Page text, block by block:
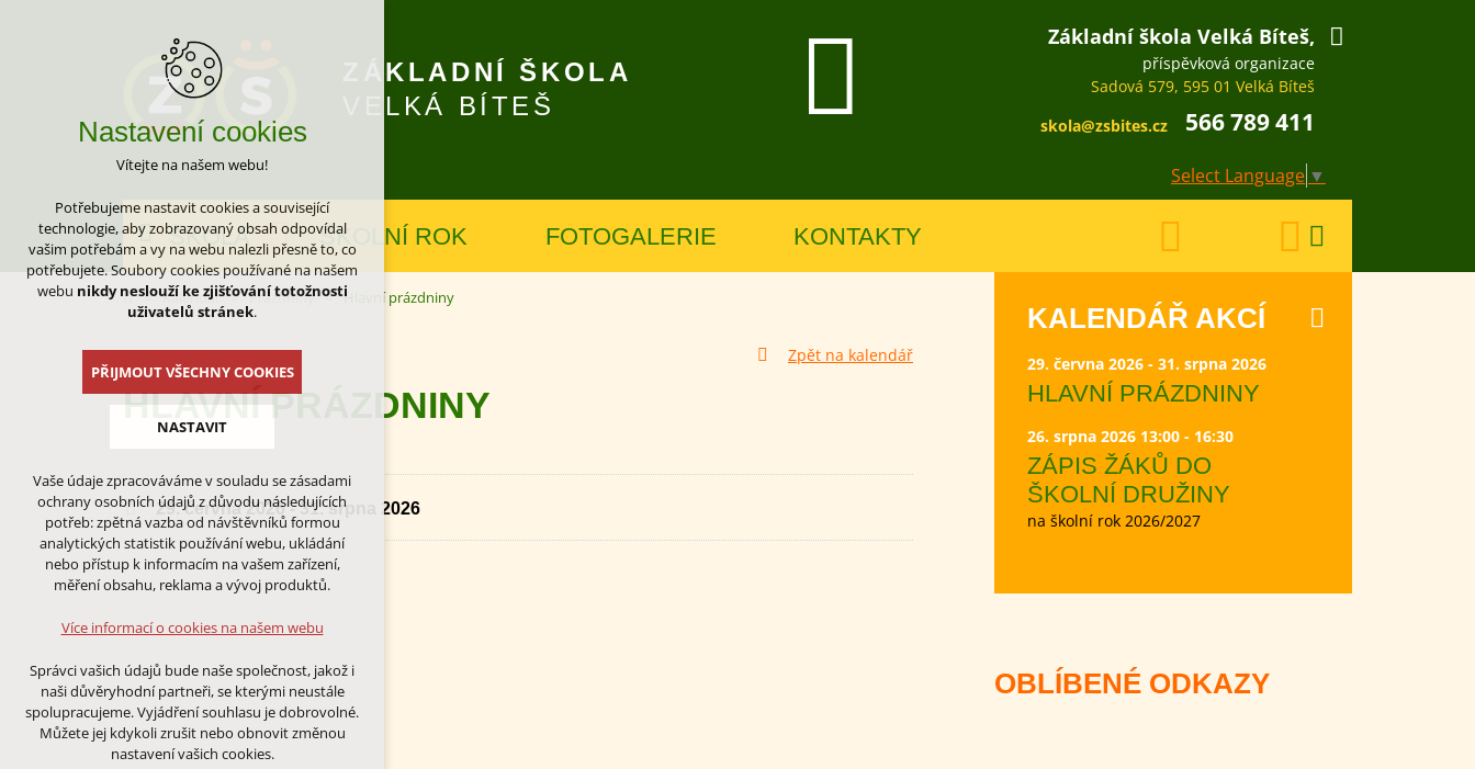
ZÁKLADNÍ ŠKOLA
VELKÁ BÍTEŠ
Základní škola Velká Bíteš,
příspěvková organizace
Sadová 579, 595 01 Velká Bíteš
skola@zsbites.cz
566 789 411
Select Language ▼
ŠKOLA ŠKOLNÍ ROK FOTOGALERIE KONTAKTY
Nastavení cookies
Vítejte na našem webu!
Potřebujeme nastavit cookies a související
technologie, aby zobrazovaný obsah odpovídal
vašim potřebám a vy na webu nalezli přesně to, co
potřebujete. Soubory cookies používané na našem
webu nikdy neslouží ke zjišťování totožnosti
uživatelů stránek.
PŘIJMOUT VŠECHNY COOKIES
NASTAVIT
Technická cookies
nutná pro provozování webu
udržení kontextu stránek (session):
případná přihlášení, volby jazyka, apod.
Volitelná cookies
analytická pro anonymizované
vyhodnocení návštěvnosti
marketingová cookies (Google)
Více informací o cookies na našem webu
Vaše údaje zpracováváme v souladu se zásadami
ochrany osobních údajů z důvodu následujících
potřeb: zpětná vazba od návštěvníků formou
analytických statistik používání webu, ukládání
nebo přístup k informacím na vašem zařízení,
měření obsahu, reklama a vývoj produktů.
Více informací o cookies na našem webu
Správci vašich údajů bude naše společnost, jakož i
naši důvěryhodní partneři, se kterými neustále
spolupracujeme. Vyjádření souhlasu je dobrovolné.
Můžete jej kdykoli zrušit nebo obnovit změnou
nastavení vašich cookies.
Kalendář Prázdniny Hlavní prázdniny
Zpět na kalendář
HLAVNÍ PRÁZDNINY
29. června 2026 - 31. srpna 2026
KALENDÁŘ AKCÍ
29. června 2026 - 31. srpna 2026
HLAVNÍ PRÁZDNINY
26. srpna 2026 13:00 - 16:30
ZÁPIS ŽÁKŮ DO
ŠKOLNÍ DRUŽINY
na školní rok 2026/2027
OBLÍBENÉ ODKAZY